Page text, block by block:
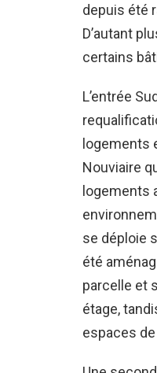
depuis été
D’autant
certains
L’entrée
logements
Nouviaire
logements
se déploie
été
parcelle et
étage,
espaces